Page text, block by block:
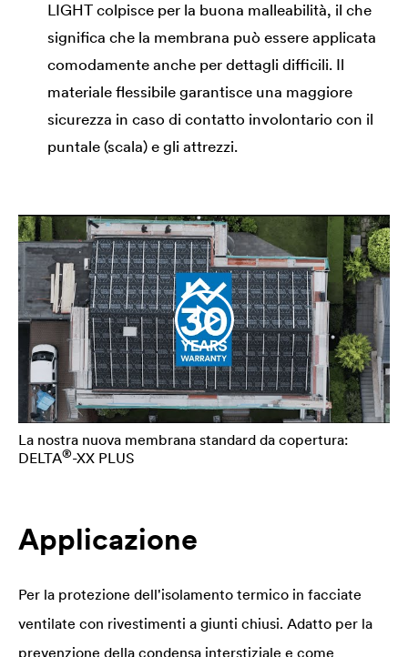
LIGHT colpisce per la buona malleabilità, il che
significa che la membrana può essere applicata
comodamente anche per dettagli difficili. Il
materiale flessibile garantisce una maggiore
sicurezza in caso di contatto involontario con il
puntale (scala) e gli attrezzi.
La nostra nuova membrana standard da copertura:
DELTA®-XX PLUS
Applicazione
Per la protezione dell'isolamento termico in facciate
ventilate con rivestimenti a giunti chiusi. Adatto per la
prevenzione della condensa interstiziale e come